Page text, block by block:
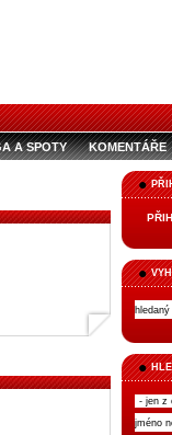
A SPOTY KOMENTÁŘE